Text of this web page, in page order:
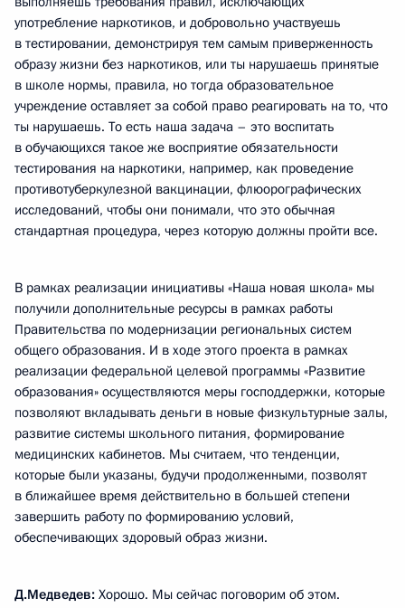
употребление наркотиков, и добровольно участвуешь
в тестировании, демонстрируя тем самым приверженность
образу жизни без наркотиков, или ты нарушаешь принятые
в школе нормы, правила, но тогда образовательное
учреждение оставляет за собой право реагировать на то, что
ты нарушаешь. То есть наша задача – это воспитать
в обучающихся такое же восприятие обязательности
тестирования на наркотики, например, как проведение
противотуберкулезной вакцинации, флюорографических
исследований, чтобы они понимали, что это обычная
стандартная процедура, через которую должны пройти все.
В рамках реализации инициативы «Наша новая школа» мы
получили дополнительные ресурсы в рамках работы
Правительства по модернизации региональных систем
общего образования. И в ходе этого проекта в рамках
реализации федеральной целевой программы «Развитие
образования» осуществляются меры господдержки, которые
позволяют вкладывать деньги в новые физкультурные залы,
развитие системы школьного питания, формирование
медицинских кабинетов. Мы считаем, что тенденции,
которые были указаны, будучи продолженными, позволят
в ближайшее время действительно в большей степени
завершить работу по формированию условий,
обеспечивающих здоровый образ жизни.
Д.Медведев: Хорошо. Мы сейчас поговорим об этом.